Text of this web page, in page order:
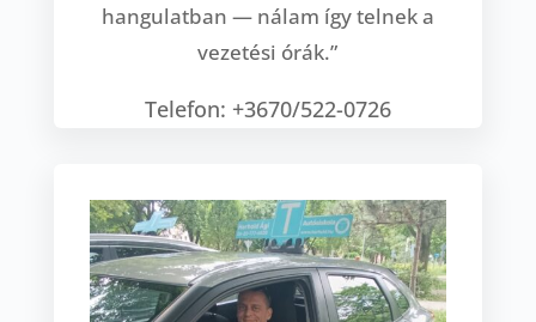
hangulatban — nálam így telnek a
vezetési órák.”
Telefon: +3670/522-0726